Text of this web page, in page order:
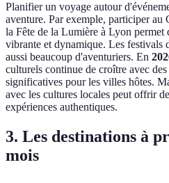
Planifier un voyage autour
aventure. Par exemple, participer au
la Fête de la Lumière à Lyon permet
vibrante et dynamique. Les festivals
aussi beaucoup d'aventuriers. En
culturels continue de croître avec
significatives pour les villes hôtes.
avec les cultures locales peut offrir
expériences authentiques.
3. Les destinations à
mois